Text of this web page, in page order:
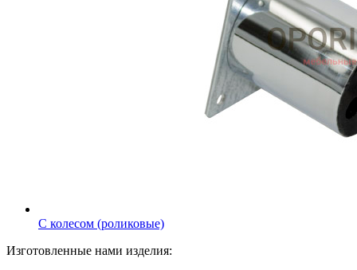
С колесом (роликовые)
Изготовленные нами изделия: